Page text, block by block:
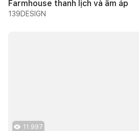
Farmhouse thanh lịch và ấm áp
139DESIGN
11.997